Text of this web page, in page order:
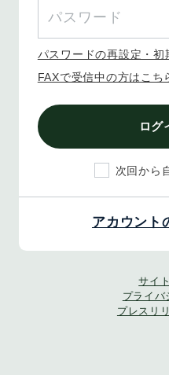
パスワードの再設定・初
FAXで受信中の方はこち
ログ
次回から
アカウント
サイ
プライバ
プレスリ